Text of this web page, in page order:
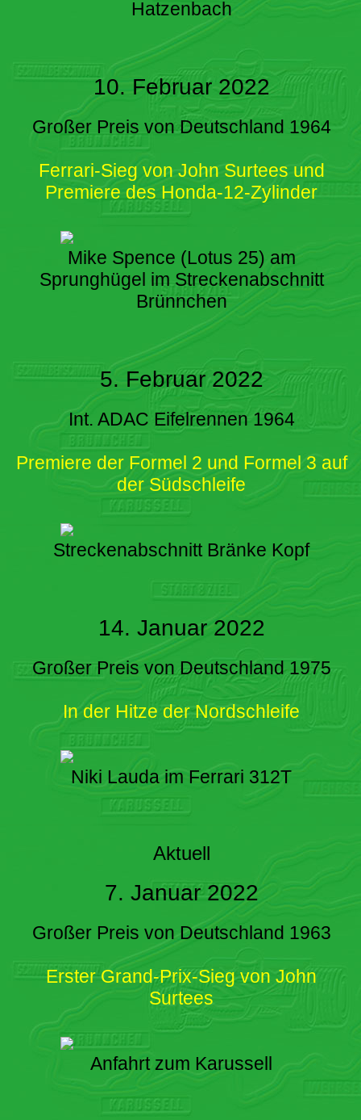
Hatzenbach
10. Februar 2022
Großer Preis von Deutschland 1964
Ferrari-Sieg von John Surtees und
Premiere des Honda-12-Zylinder
Mike Spence (Lotus 25) am
Sprunghügel im Streckenabschnitt
Brünnchen
5. Februar 2022
Int. ADAC Eifelrennen 1964
Premiere der Formel 2 und Formel 3 auf
der Südschleife
Streckenabschnitt Bränke Kopf
14. Januar 2022
Großer Preis von Deutschland 1975
In der Hitze der Nordschleife
Niki Lauda im Ferrari 312T
Aktuell
7. Januar 2022
Großer Preis von Deutschland 1963
Erster Grand-Prix-Sieg von John
Surtees
Anfahrt zum Karussell